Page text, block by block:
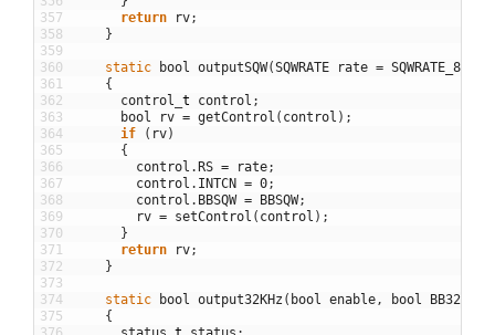
357
358
359
360
361
362
363
364
365
366
367
368
369
370
371
372
373
374
375
return
rv;
}
static bool outputSQW(SQWRATE rate = SQWRATE_8192
{
control
t control ;
bool
rv = getControl ( control ) ;
if
( rv)
{
control .RS = rate;
control . INTCN = 0;
control . BBSQW = BBSQW;
rv = setControl ( control ) ;
}
return
rv;
}
static bool output32KHz ( bool enable , bool BB32KHz
{